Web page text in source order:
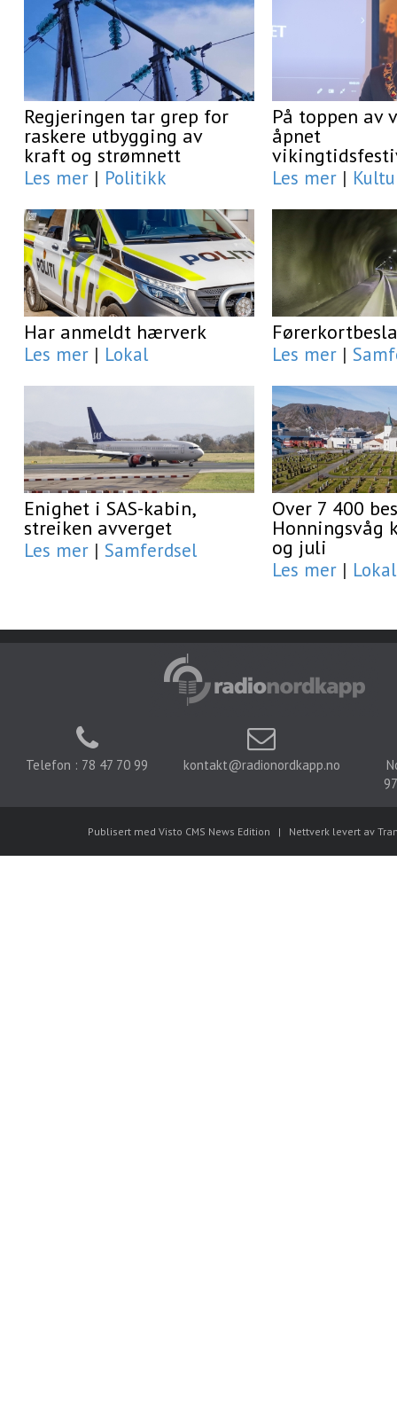
Regjeringen tar grep for
raskere utbygging av
kraft og strømnett
Les mer | Politikk
På toppen av
åpnet
Les mer |
Har anmeldt hærverk
Les mer | Lokal Les mer |
Enighet i SAS-kabin,
streiken avverget
Les mer | Samferdsel
Over 7 400
Honningsvåg
og juli
Les mer | Lokal
Telefon : 78 47 70 99 kontakt@radionordkapp.no
Publisert med Visto CMS News Edition | Nettverk levert av